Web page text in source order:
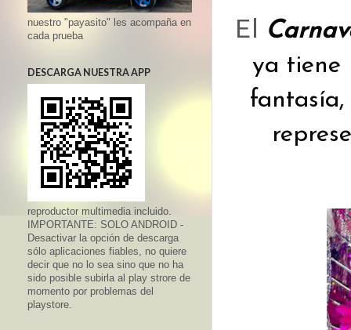
El
ya tiene
fantasía,
nuestro "payasito" les acompaña en
cada prueba
DESCARGA NUESTRA APP
reproductor multimedia incluido.
IMPORTANTE: SOLO ANDROID -
Desactivar la opción de descarga
sólo aplicaciones fiables, no quiere
decir que no lo sea sino que no ha
sido posible subirla al play strore de
momento por problemas del
playstore.